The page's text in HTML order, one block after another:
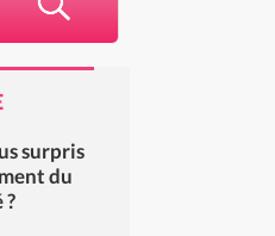
surpris
du
?